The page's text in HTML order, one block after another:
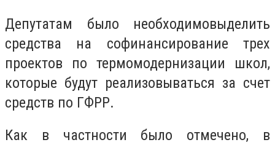
Депутатам было необходимовыделить
средства на софинансирование трех
проектов по термомодернизации школ,
которые будут реализовываться за счет
средств по ГФРР.
Как в частности было отмечено, в